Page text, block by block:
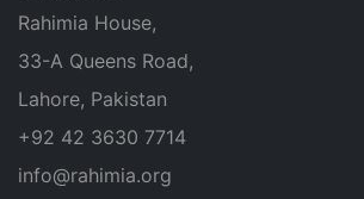
Rahimia House,
33-A Queens Road,
Lahore, Pakistan
+92 42 3630 7714
info@rahimia.org